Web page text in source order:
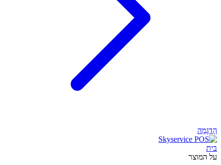
הַדגָמָה
בית
על המוצר